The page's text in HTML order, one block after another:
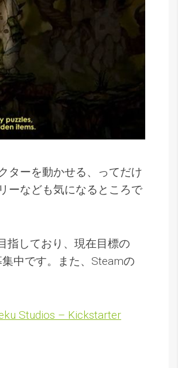
ターを動かせる、ってだけ
ーなども気になるところで
指しており、現在目標の
中です。また、Steamの
Studios – Kickstarter